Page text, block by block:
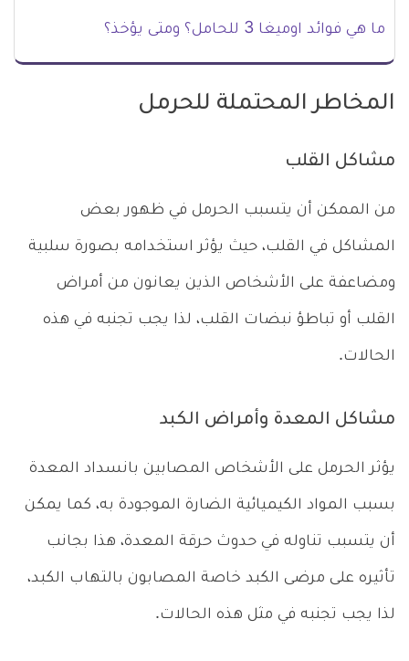
ما هي فوائد اوميغا 3 للحامل؟ ومتى يؤخذ؟
المخاطر المحتملة للحرمل
مشاكل القلب
من الممكن أن يتسبب الحرمل في ظهور بعض
المشاكل في القلب، حيث يؤثر استخدامه بصورة سلبية
ومضاعفة على الأشخاص الذين يعانون من أمراض
القلب أو تباطؤ نبضات القلب، لذا يجب تجنبه في هذه
الحالات.
مشاكل المعدة وأمراض الكبد
يؤثر الحرمل على الأشخاص المصابين بانسداد المعدة
بسبب المواد الكيميائية الضارة الموجودة به، كما يمكن
أن يتسبب تناوله في حدوث حرقة المعدة، هذا بجانب
تأثيره على مرضى الكبد خاصة المصابون بالتهاب الكبد،
لذا يجب تجنبه في مثل هذه الحالات.